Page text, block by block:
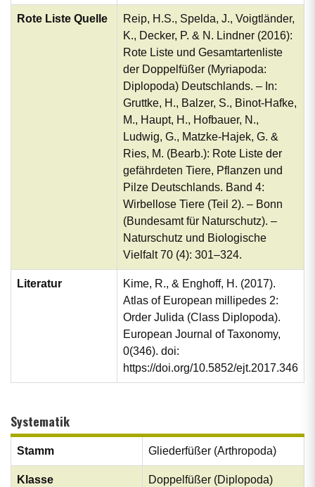
Rote Liste Quelle
Reip, H.S., Spelda, J., Voigtländer,
K., Decker, P. & N. Lindner (2016):
Rote Liste und Gesamtartenliste
der Doppelfüßer (Myriapoda:
Diplopoda) Deutschlands. – In:
Gruttke, H., Balzer, S., Binot-Hafke,
M., Haupt, H., Hofbauer, N.,
Ludwig, G., Matzke-Hajek, G. &
Ries, M. (Bearb.): Rote Liste der
gefährdeten Tiere, Pflanzen und
Pilze Deutschlands. Band 4:
Wirbellose Tiere (Teil 2). – Bonn
(Bundesamt für Naturschutz). –
Naturschutz und Biologische
Vielfalt 70 (4): 301–324.
Literatur
Kime, R., & Enghoff, H. (2017).
Atlas of European millipedes 2:
Order Julida (Class Diplopoda).
European Journal of Taxonomy,
0(346). doi:
https://doi.org/10.5852/ejt.2017.346
Systematik
Stamm Gliederfüßer (Arthropoda)
Klasse Doppelfüßer (Diplopoda)